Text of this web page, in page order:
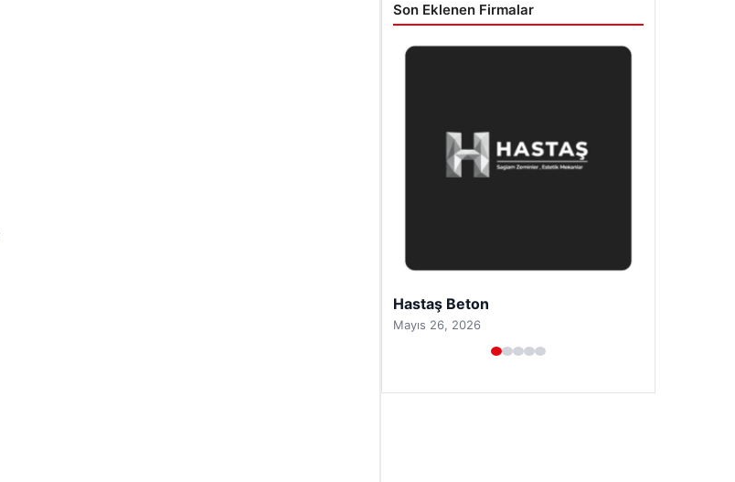
Son Eklenen Firmalar
Prenses Night Club
Nisan 29, 2026